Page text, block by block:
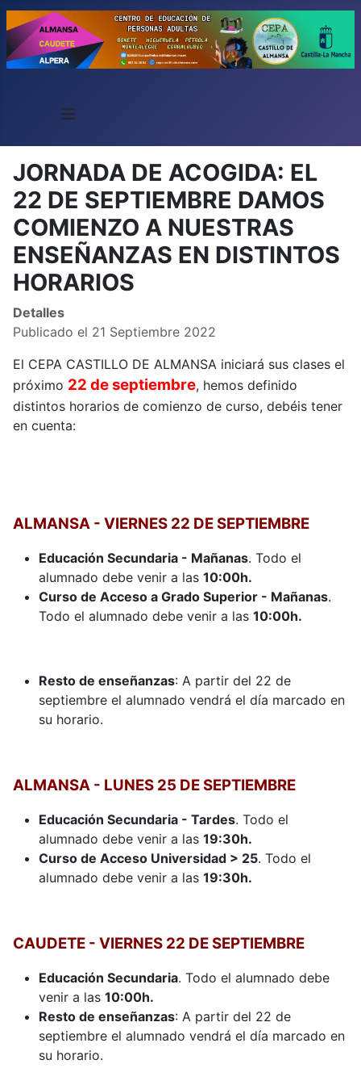
≡
JORNADA DE ACOGIDA: EL
22 DE SEPTIEMBRE DAMOS
COMIENZO A NUESTRAS
ENSEÑANZAS EN DISTINTOS
HORARIOS
Detalles
Publicado el 21 Septiembre 2022
El CEPA CASTILLO DE ALMANSA iniciará sus clases el
próximo 22 de septiembre, hemos definido
distintos horarios de comienzo de curso, debéis tener
en cuenta:
ALMANSA - VIERNES 22 DE SEPTIEMBRE
Educación Secundaria - Mañanas. Todo el
alumnado debe venir a las 10:00h.
Curso de Acceso a Grado Superior - Mañanas.
Todo el alumnado debe venir a las 10:00h.
Resto de enseñanzas: A partir del 22 de
septiembre el alumnado vendrá el día marcado en
su horario.
ALMANSA - LUNES 25 DE SEPTIEMBRE
Educación Secundaria - Tardes. Todo el
alumnado debe venir a las 19:30h.
Curso de Acceso Universidad > 25. Todo el
alumnado debe venir a las 19:30h.
CAUDETE - VIERNES 22 DE SEPTIEMBRE
Educación Secundaria. Todo el alumnado debe
venir a las 10:00h.
Resto de enseñanzas: A partir del 22 de
septiembre el alumnado vendrá el día marcado en
su horario.